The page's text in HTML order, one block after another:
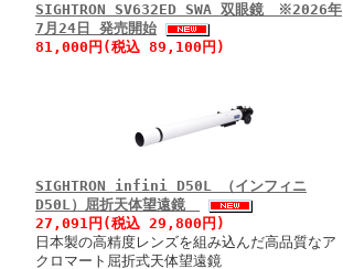
SIGHTRON SV632ED SWA 双眼鏡 ※2026年
7月24日 発売開始
81,000円(税込 89,100円)
SIGHTRON infini D50L （インフィニ
D50L）屈折天体望遠鏡
27,091円(税込 29,800円)
日本製の高精度レンズを組み込んだ高品質なア
クロマート屈折式天体望遠鏡